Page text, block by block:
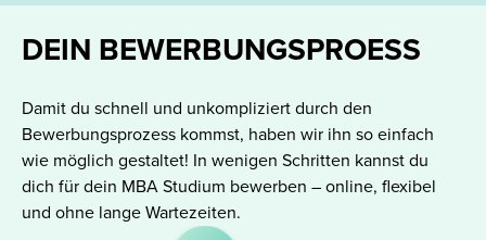
DEIN BEWERBUNGSPROESS
Damit du schnell und unkompliziert durch den
Bewerbungsprozess kommst, haben wir ihn so einfach
wie möglich gestaltet! In wenigen Schritten kannst du
dich für dein MBA Studium bewerben – online, flexibel
und ohne lange Wartezeiten.